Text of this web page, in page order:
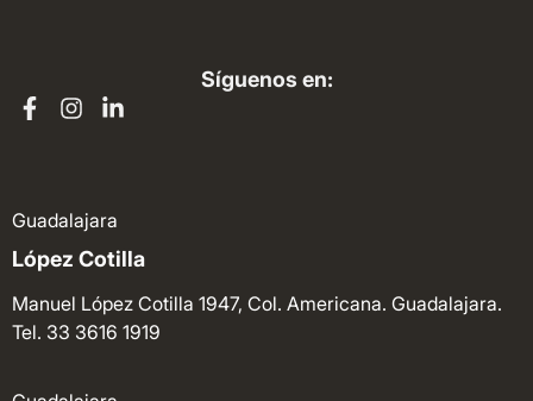
Síguenos en:
Guadalajara
López Cotilla
Manuel López Cotilla 1947, Col. Americana. Guadalajara.
Tel. 33 3616 1919